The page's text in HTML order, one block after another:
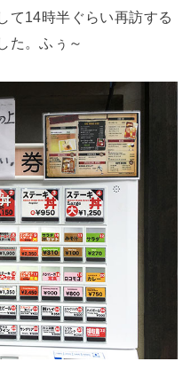
て14時半ぐらい再訪する
た。ふぅ～